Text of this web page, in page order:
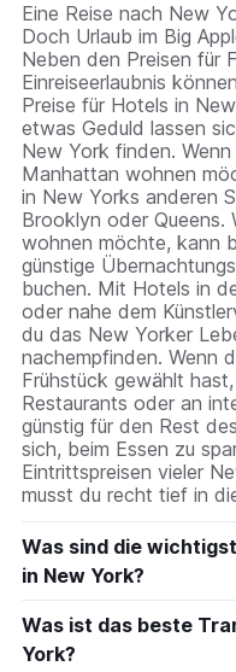
Eine Reise nach New
Doch Urlaub im Big
Neben den Preisen für
Einreiseerlaubnis
Preise für Hotels in
etwas Geduld lassen
New York finden.
Manhattan wohnen
in New Yorks anderen
Brooklyn oder Queens.
wohnen möchte, kann
günstige
buchen. Mit Hotels in
oder nahe dem
du das New Yorker
nachempfinden. Wenn
Frühstück gewählt
Restaurants oder an
günstig für den Rest
sich, beim Essen zu
Eintrittspreisen vieler
musst du recht tief in
Was sind die
in New York?
Was ist das beste
York?